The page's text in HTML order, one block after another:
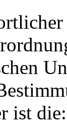
ist die: